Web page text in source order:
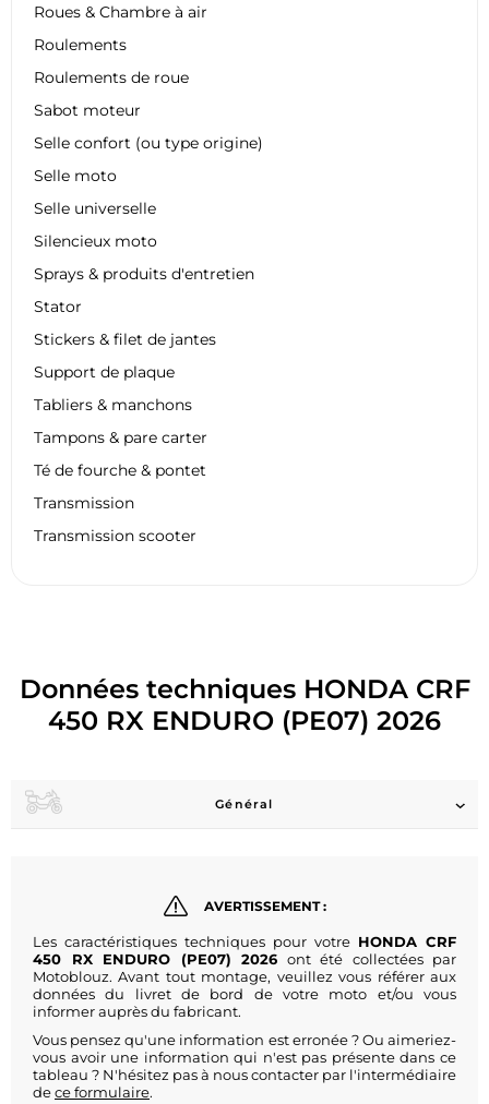
Roues & Chambre à air
Roulements
Roulements de roue
Sabot moteur
Selle confort (ou type origine)
Selle moto
Selle universelle
Silencieux moto
Sprays & produits d'entretien
Stator
Stickers & filet de jantes
Support de plaque
Tabliers & manchons
Tampons & pare carter
Té de fourche & pontet
Transmission
Transmission scooter
Données techniques HONDA CRF
450 RX ENDURO (PE07) 2026
Général
AVERTISSEMENT :
Les caractéristiques techniques pour votre HONDA CRF
450 RX ENDURO (PE07) 2026 ont été collectées par
Motoblouz. Avant tout montage, veuillez vous référer aux
données du livret de bord de votre moto et/ou vous
informer auprès du fabricant.
Vous pensez qu'une information est erronée ? Ou aimeriez-
vous avoir une information qui n'est pas présente dans ce
tableau ? N'hésitez pas à nous contacter par l'intermédiaire
dece formulaire.